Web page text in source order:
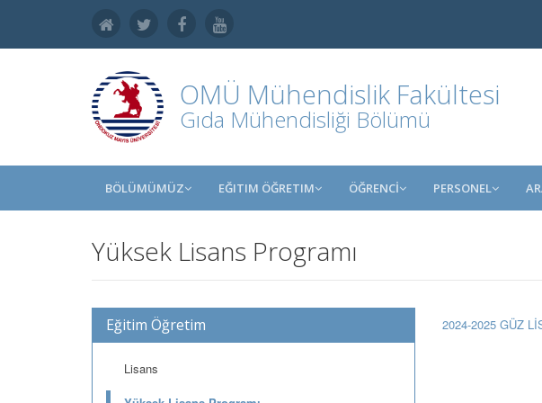
OMÜ Mühendislik Fakültesi
Gıda Mühendisliği Bölümü
BÖLÜMÜMÜZ EĞITIM ÖĞRETIM ÖĞRENCİ PERSONEL
Yüksek Lisans Programı
Eğitim Öğretim
Lisans
2024-2025 GÜZ